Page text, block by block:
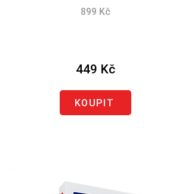
899 Kč
449 Kč
KOUPIT